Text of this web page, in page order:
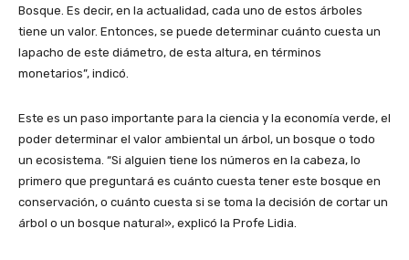
Bosque. Es decir, en la actualidad, cada uno de estos árboles
tiene un valor. Entonces, se puede determinar cuánto cuesta un
lapacho de este diámetro, de esta altura, en términos
monetarios”, indicó.
Este es un paso importante para la ciencia y la economía verde, el
poder determinar el valor ambiental un árbol, un bosque o todo
un ecosistema. “Si alguien tiene los números en la cabeza, lo
primero que preguntará es cuánto cuesta tener este bosque en
conservación, o cuánto cuesta si se toma la decisión de cortar un
árbol o un bosque natural», explicó la Profe Lidia.